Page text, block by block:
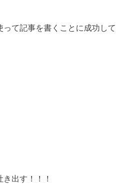
て記事を書くことに成功して
出す！！！